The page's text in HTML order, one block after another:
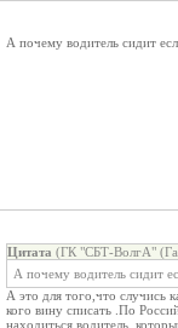
А почему водитель сидит
Цитата (ГК "СБТ-ВолгА"
А почему водитель сидит
А это для того,что случись
кого вину списать .По
находиться водитель